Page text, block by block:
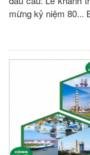
mừng kỷ niệm 80...